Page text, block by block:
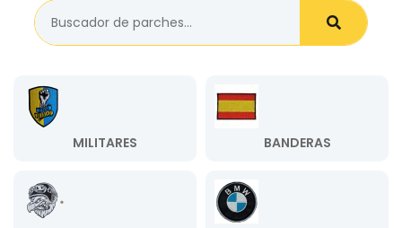
MILITARES BANDERAS